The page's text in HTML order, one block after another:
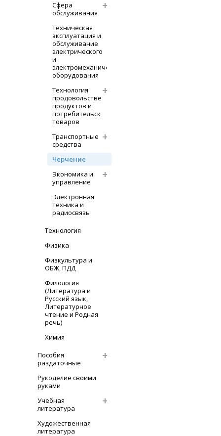
Сфера
обслуживания
Техническая
эксплуатация и
обслуживание
электрического
и
электромеханического
оборудования
Технология
продовольственных
продуктов и
потребительских
товаров
Транспортные
средства
Черчение
Экономика и
управление
Электронная
техника и
радиосвязь
Технология
Физика
Физкультура и
ОБЖ, ПДД
Филология
(Литература и
Русский язык,
Литературное
чтение и Родная
речь)
Химия
Пособия
раздаточные
Рукоделие своими
руками
Учебная
литература
Художественная
литература